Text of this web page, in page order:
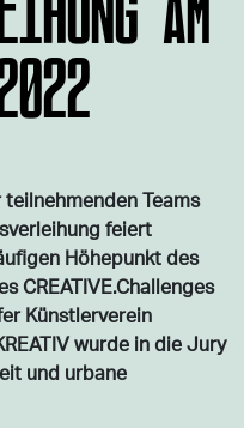
Teams
feiert
Höhepunkt des
CREATIVE.Challenges
Künstlerverein
wurde in die Jury
und urbane